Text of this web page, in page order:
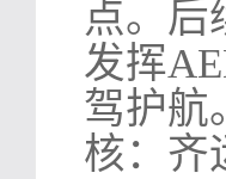
点。后
发挥
驾护航
核：齐